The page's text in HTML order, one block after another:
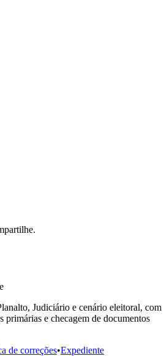
Judiciário e cenário eleitoral, com
primárias e checagem de documentos
de correções•Expediente